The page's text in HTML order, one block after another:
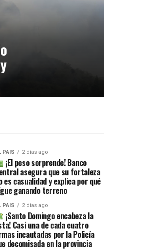
PAIS 2 días ago
¡El peso sorprende! Banco
asegura que su fortaleza
es casualidad y explica por qué
ganando terreno
PAIS 2 días ago
¡Santo Domingo encabeza la
Casi una de cada cuatro
incautadas por la Policía
decomisada en la provincia